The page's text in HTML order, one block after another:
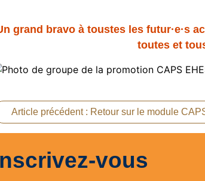
grand bravo à toustes les futur·e·s
toutes et
Article précédent : Retour sur le module
vous